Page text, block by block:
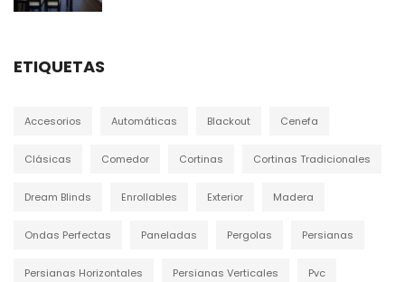
ETIQUETAS
Accesorios Automáticas Blackout Cenefa
Clásicas Comedor Cortinas Cortinas Tradicionales
Dream Blinds Enrollables Exterior Madera
Ondas Perfectas Paneladas Pergolas Persianas
Persianas Horizontales Persianas Verticales Pvc